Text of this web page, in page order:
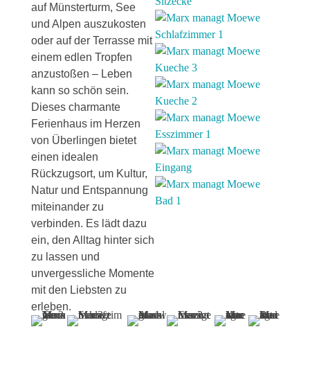
auf Münsterturm, See
und Alpen auszukosten
oder auf der Terrasse mit
einem edlen Tropfen
anzustoßen – Leben
kann so schön sein.
Dieses charmante
Ferienhaus im Herzen
von Überlingen bietet
einen idealen
Rückzugsort, um Kultur,
Natur und Entspannung
miteinander zu
verbinden. Es lädt dazu
ein, den Alltag hinter sich
zu lassen und
unvergessliche Momente
mit den Liebsten zu
erleben.